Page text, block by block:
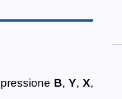
B, Y,X,